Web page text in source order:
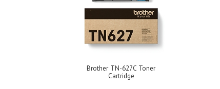
Brother TN-627C Toner
Cartridge